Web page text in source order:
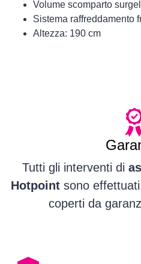
Volume scomparto
Sistema raffreddamento
Altezza: 190 cm
Tutti gli interventi di
Hotpointsono effettuati
coperti da